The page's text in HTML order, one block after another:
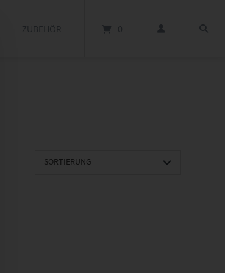
ZUBEHÖR 0
Button wird der Dialog geschlossen. Seine Funktionalität ist identisch